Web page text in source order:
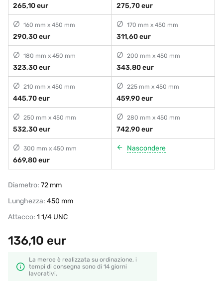
265,10 eur 275,70 eur
160 mm x 450 mm
290,30 eur
170 mm x 450 mm
311,60 eur
180 mm x 450 mm
323,30 eur
200 mm x 450 mm
343,80 eur
210 mm x 450 mm
445,70 eur
225 mm x 450 mm
459,90 eur
250 mm x 450 mm
532,30 eur
280 mm x 450 mm
742,90 eur
300 mm x 450 mm
669,80 eur
Nascondere
Diametro: 72 mm
Lunghezza: 450 mm
Attacco: 1 1/4 UNC
136,10 eur
La merce è realizzata su ordinazione, i
tempi di consegna sono di 14 giorni
lavorativi.